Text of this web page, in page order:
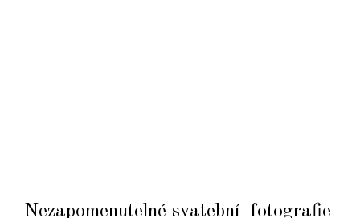
Nezapomenutelné svatební fotografie